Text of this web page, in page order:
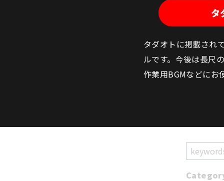
タ
タダオトに掲載され
ルです。今後は長尺
作業用BGMなどにお